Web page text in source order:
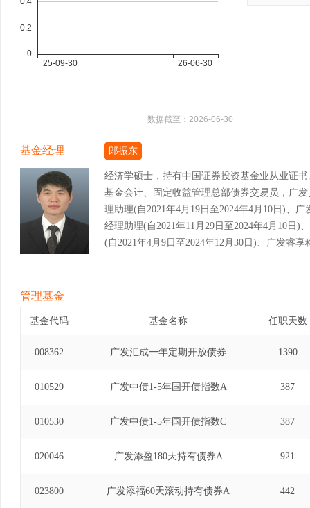
数据截至： 2026-06-30
基金经理 郎振东
经济学硕士，持有中国证券投资基金业从业证
基金会计、固定收益管理总部债券交易员，广
理助理(自2021年4月19日至2024年4月10日)、
经理助理(自2021年11月29日至2024年4月10日)
(自2021年4月9日至2024年12月30日)、广发睿
管理基金
基金代码 基金名称 任职天数
008362 广发汇成一年定期开放债券 1390
010529 广发中债1-5年国开债指数A 387
010530 广发中债1-5年国开债指数C 387
020046 广发添盈180天持有债券A 921
023800 广发添福60天滚动持有债券A 442